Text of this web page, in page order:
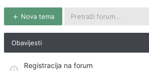
Nova tema
Obavijesti
Registracija na forum